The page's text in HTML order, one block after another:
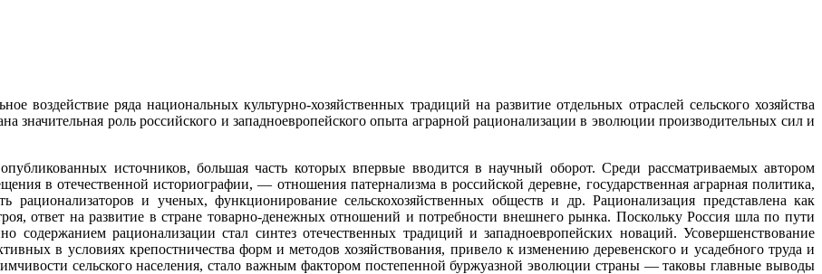
воздействие ряда национальных культурно-хозяйственных традиций на развитие отдельных отраслей сельского хозяйства
значительная роль российского и западноевропейского опыта аграрной рационализации в эволюции производительных сил и
источников, большая часть которых впервые вводится в научный оборот. Среди рассматриваемых автором
в отечественной историографии, — отношения патернализма в российской деревне, государственная аграрная политика,
рационализаторов и ученых, функционирование сельскохозяйственных обществ и др. Рационализация представлена как
ответ на развитие в стране товарно-денежных отношений и потребности внешнего рынка. Поскольку Россия шла по пути
содержанием рационализации стал синтез отечественных традиций и западноевропейских новаций. Усовершенствование
в условиях крепостничества форм и методов хозяйствования, привело к изменению деревенского и усадебного труда и
сельского населения, стало важным фактором постепенной буржуазной эволюции страны — таковы главные выводы